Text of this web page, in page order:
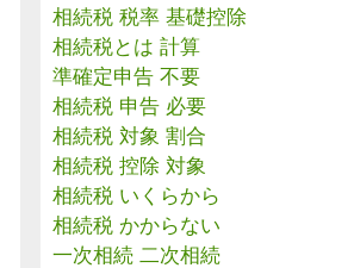
相続税 税率 基礎控除
相続税とは 計算
準確定申告 不要
相続税 申告 必要
相続税 対象 割合
相続税 控除 対象
相続税 いくらから
相続税 かからない
一次相続 二次相続